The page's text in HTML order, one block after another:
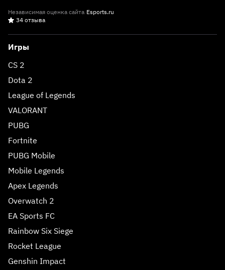
Независимая оценка сайта Esports.ru
34 отзыва
Игры
CS 2
Dota 2
League of Legends
VALORANT
PUBG
Fortnite
PUBG Mobile
Mobile Legends
Apex Legends
Overwatch 2
EA Sports FC
Rainbow Six Siege
Rocket League
Genshin Impact